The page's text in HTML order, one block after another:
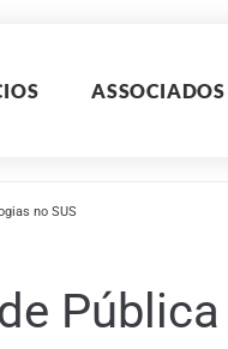
ASSOCIADOS
no SUS